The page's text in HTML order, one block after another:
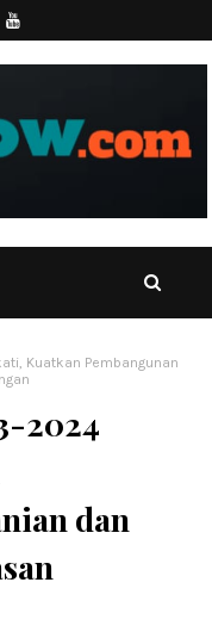
Kuatkan Pembangunan
2024
dan